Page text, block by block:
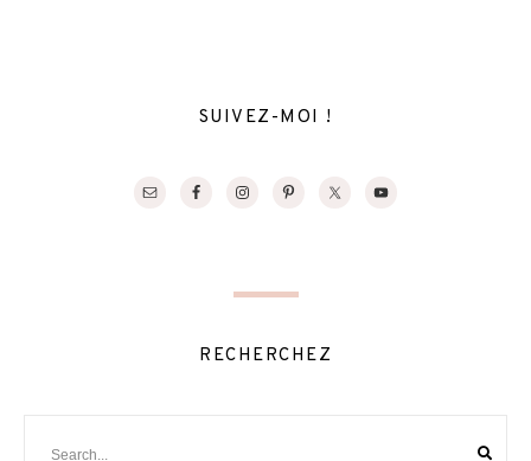
SUIVEZ-MOI !
RECHERCHEZ